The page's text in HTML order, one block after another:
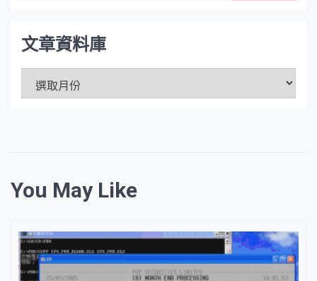
字:
文章資料庫
資
You May Like